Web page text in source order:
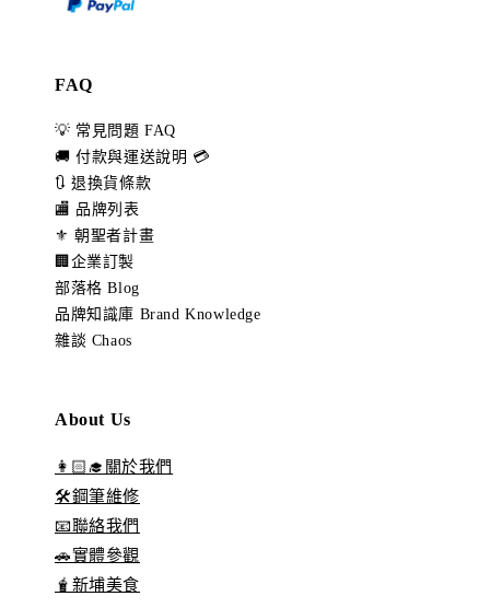
FAQ
💡 常見問題 FAQ
🚚 付款與運送說明 💳
🔃 退換貨條款
🏬 品牌列表
⚜️ 朝聖者計畫
🏢企業訂製
部落格 Blog
品牌知識庫 Brand Knowledge
雜談 Chaos
About Us
👩🏻‍🎓關於我們
🛠️鋼筆維修
📧聯絡我們
🚗實體參觀
🧋新埔美食